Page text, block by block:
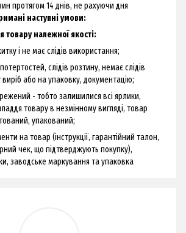
протягом 14 днів, не рахуючи дня
наступні умови:
належної якості:
і не має слідів використання;
слідів розтину, немає слідів
або на упаковку, документацію;
- тобто залишилися всі ярлики,
товару в незмінному вигляді, товар
упакований;
на товар (інструкції, гарантійний талон,
чек, що підтверджують покупку),
заводське маркування та упаковка